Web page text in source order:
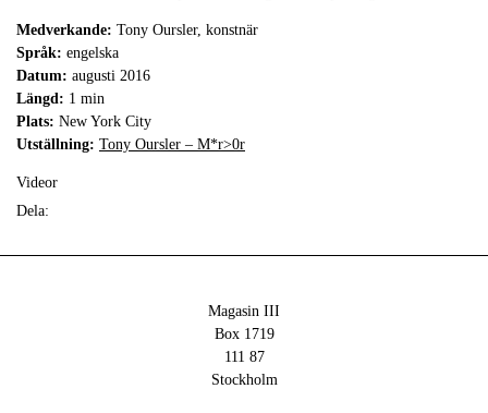
Medverkande: Tony Oursler, konstnär
Språk: engelska
Datum: augusti 2016
Längd: 1 min
Plats: New York City
Utställning: Tony Oursler – M*r>0r
Videor
Dela:
Magasin III
Box 1719
111 87
Stockholm